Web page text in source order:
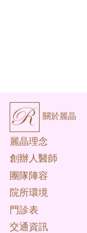
關於麗晶
麗晶理念
創辦人醫師
團隊陣容
院所環境
門診表
交通資訊